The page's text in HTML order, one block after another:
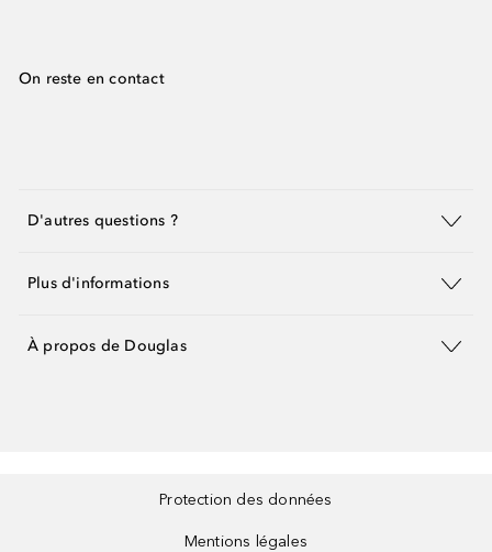
On reste en contact
D'autres questions ?
Plus d'informations
À propos de Douglas
Protection des données
Mentions légales